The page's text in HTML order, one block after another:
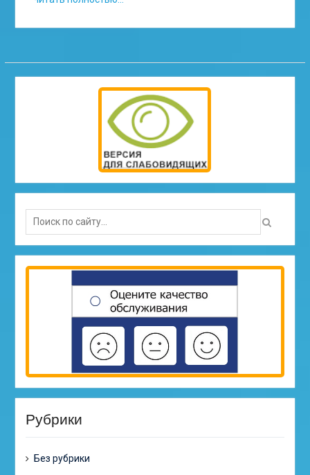
Search
for:
Рубрики
Без рубрики